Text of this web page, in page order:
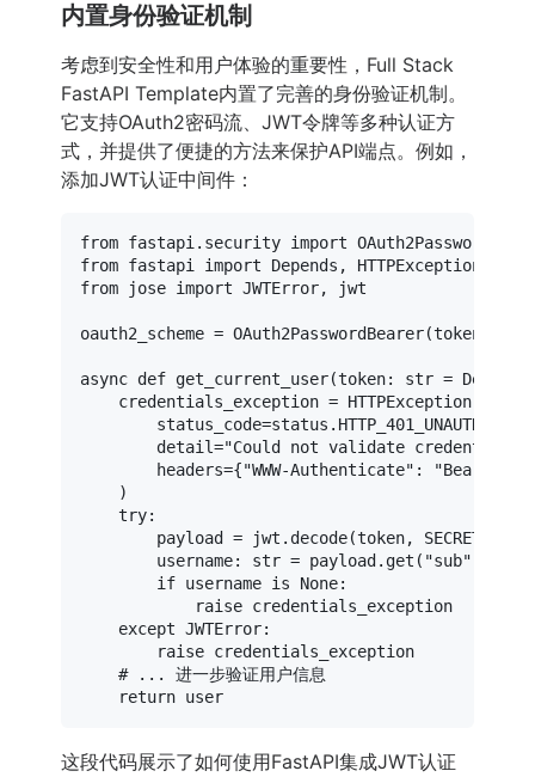
内置身份验证机制
考虑到安全性和用户体验的重要性，Full Stack
FastAPI Template内置了完善的身份验证机制。
它支持OAuth2密码流、JWT令牌等多种认证方
式，并提供了便捷的方法来保护API端点。例如，
添加JWT认证中间件：
from fastapi.security import
from fastapi import
from jose import JWTError, jwt
oauth2_scheme = OAuth2PasswordBearer(tokenUrl=
async def get_current_user(token: str =
    credentials_exception = HTTPException(
        detail=
"Could not validate credentials"
        headers={
"WWW-Authenticate" : "Bearer"
    )
try:
payload = jwt.decode(token,
        username:
str = payload.get( "sub"
if username is None:
raise credentials_exception
except JWTError:
raise credentials_exception
# ... 进一步验证用户信息
return
这段代码展示了如何使用FastAPI集成JWT认证